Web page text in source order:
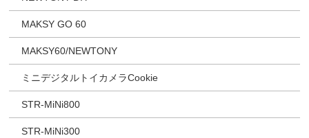
MAKSY GO 60
MAKSY60/NEWTONY
ミニデジタルトイカメラCookie
STR-MiNi800
STR-MiNi300